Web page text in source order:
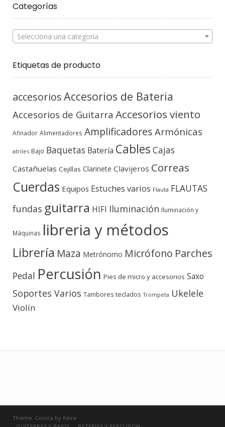
Categorías
Selecciona una categoría
Etiquetas de producto
accesoriosAccesorios de Bateria
Accesorios de Guitarra Accesorios viento
Afinador Alimentadores Amplificadores Armónicas
atriles Bajo Baquetas Batería Cables Cajas
Castañuelas Cejillas Clarinete Clavijeros Correas
Cuerdas Equipos Estuches varios Flauta FLAUTAS
fundas guitarra HIFI Iluminación Iluminación y
Máquinas libreria y métodos
Librería Maza Metrónomo Micrófono Parches
Pedal Percusión Pies de micro y accesorios Saxo
Soportes Varios Tambores teclados Trompeta Ukelele
Violín
Theme: Conica by Kaira